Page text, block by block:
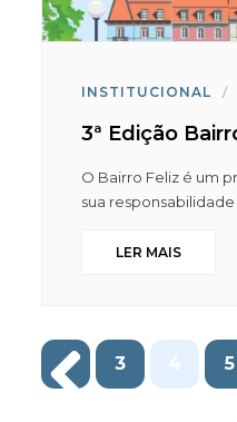
INSTITUCIONAL /
3ª Edição
O Bairro Feliz é um
sua responsabilidade
LER MAIS
3 4 5